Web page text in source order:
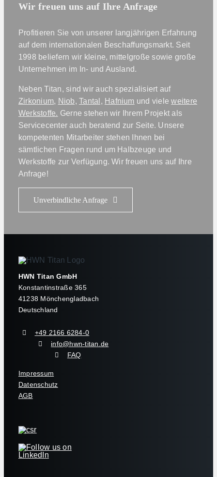
Wir freuen uns auf Ihre Anfrage
Profitieren Sie von unserer langjährigen Erfahrung
auf dem internationalen Beschaffungsmarkt. Seit
1998 beliefern wir kleine, mittelgroße sowie große
Unternehmen im In- und Ausland.
Neben Titan, sind wir auch spezialisiert auf
Zirkonium, Niob, Tantal, Hafnium und vieleweitere
Werkstoffe. Gerne stehen wir Ihrem Projekt als
Servicecenter auch beratend zur Seite. Unsere
kompetenten Mitarbeiter stehen Ihnen bei
sämtlichen Fragen rund um Halbzeuge und
Werkstoffe zur Verfügung. Wir freuen uns auf Ihre
Anfrage!
Unverbindliche Anfrage
HWN Titan GmbH
Konstantinstraße 365
41238 Mönchengladbach
Deutschland
+49 2166 6284-0
info@hwn-titan.de
FAQ
Impressum
Datenschutz
AGB